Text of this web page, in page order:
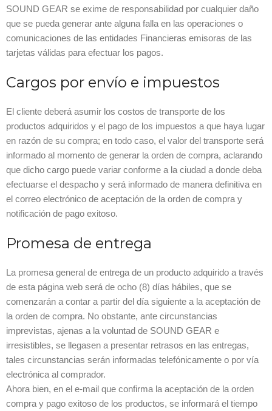
SOUND GEAR se exime de responsabilidad por cualquier daño
que se pueda generar ante alguna falla en las operaciones o
comunicaciones de las entidades Financieras emisoras de las
tarjetas válidas para efectuar los pagos.
Cargos por envío e impuestos
El cliente deberá asumir los costos de transporte de los
productos adquiridos y el pago de los impuestos a que haya lugar
en razón de su compra; en todo caso, el valor del transporte será
informado al momento de generar la orden de compra, aclarando
que dicho cargo puede variar conforme a la ciudad a donde deba
efectuarse el despacho y será informado de manera definitiva en
el correo electrónico de aceptación de la orden de compra y
notificación de pago exitoso.
Promesa de entrega
La promesa general de entrega de un producto adquirido a través
de esta página web será de ocho (8) días hábiles, que se
comenzarán a contar a partir del día siguiente a la aceptación de
la orden de compra. No obstante, ante circunstancias
imprevistas, ajenas a la voluntad de SOUND GEAR e
irresistibles, se llegasen a presentar retrasos en las entregas,
tales circunstancias serán informadas telefónicamente o por vía
electrónica al comprador.
Ahora bien, en el e-mail que confirma la aceptación de la orden
compra y pago exitoso de los productos, se informará el tiempo